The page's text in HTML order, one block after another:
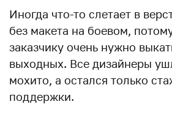
Иногда что-то слетает в
без макета на боевом,
заказчику очень нужно
выходных. Все дизайнеры
мохито, а остался только
поддержки.